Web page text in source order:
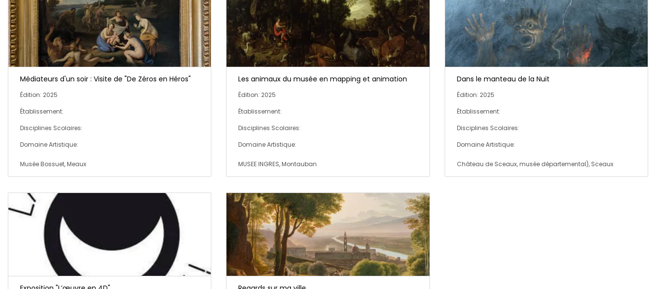
Médiateurs d'un soir : Visite de "De Zéros en Héros"
Édition: 2025
Établissement:
Disciplines Scolaires:
Domaine Artistique:
Musée Bossuet, Meaux
Les animaux du musée en mapping et animation
Édition: 2025
Établissement:
Disciplines Scolaires:
Domaine Artistique:
MUSEE INGRES, Montauban
Dans le manteau de la Nuit
Édition: 2025
Établissement:
Disciplines Scolaires:
Domaine Artistique:
Château de Sceaux, musée départemental), Sceaux